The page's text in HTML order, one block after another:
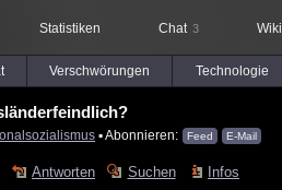
Statistiken Chat 3 Wiki
Verschwörungen Technologie
▪ Abonnieren: Feed E-Mail
Antworten Suchen Infos